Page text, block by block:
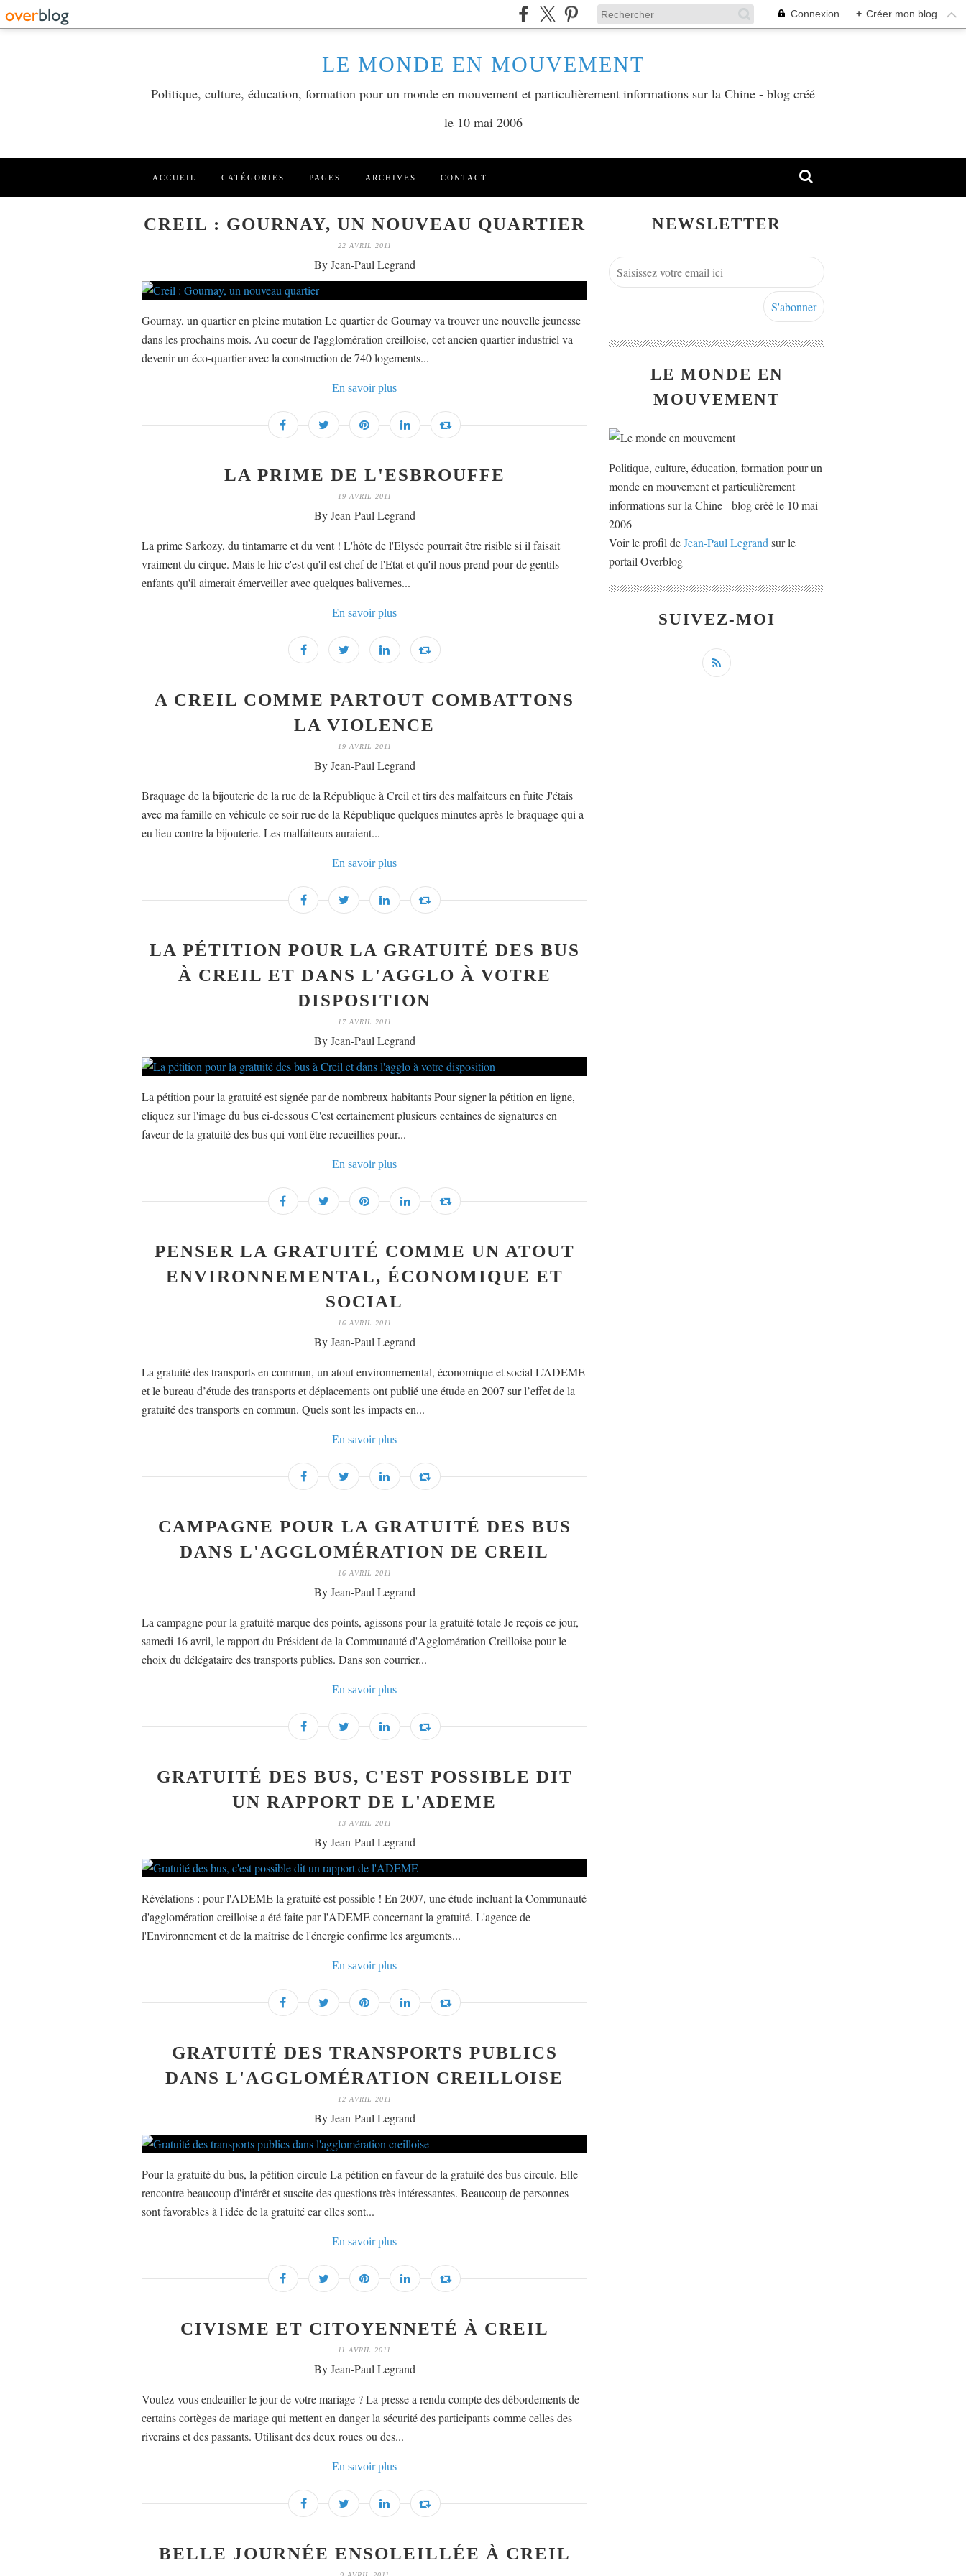
Connexion + Créer mon blog
LE MONDE EN MOUVEMENT
Politique, culture, éducation, formation pour un monde en mouvement et particulièrement informations sur la Chine - blog créé
le 10 mai 2006
ACCUEIL CATÉGORIES PAGES ARCHIVES CONTACT
CREIL : GOURNAY, UN NOUVEAU QUARTIER
22 AVRIL 2011
By Jean-Paul Legrand
Gournay, un quartier en pleine mutation Le quartier de Gournay va trouver une nouvelle jeunesse
dans les prochains mois. Au coeur de l'agglomération creilloise, cet ancien quartier industriel va
devenir un éco-quartier avec la construction de 740 logements...
En savoir plus
LA PRIME DE L'ESBROUFFE
19 AVRIL 2011
By Jean-Paul Legrand
La prime Sarkozy, du tintamarre et du vent ! L'hôte de l'Elysée pourrait être risible si il faisait
vraiment du cirque. Mais le hic c'est qu'il est chef de l'Etat et qu'il nous prend pour de gentils
enfants qu'il aimerait émerveiller avec quelques balivernes...
En savoir plus
A CREIL COMME PARTOUT COMBATTONS
LA VIOLENCE
19 AVRIL 2011
By Jean-Paul Legrand
Braquage de la bijouterie de la rue de la République à Creil et tirs des malfaiteurs en fuite J'étais
avec ma famille en véhicule ce soir rue de la République quelques minutes après le braquage qui a
eu lieu contre la bijouterie. Les malfaiteurs auraient...
En savoir plus
LA PÉTITION POUR LA GRATUITÉ DES BUS
À CREIL ET DANS L'AGGLO À VOTRE
DISPOSITION
17 AVRIL 2011
By Jean-Paul Legrand
La pétition pour la gratuité est signée par de nombreux habitants Pour signer la pétition en ligne,
cliquez sur l'image du bus ci-dessous C'est certainement plusieurs centaines de signatures en
faveur de la gratuité des bus qui vont être recueillies pour...
En savoir plus
PENSER LA GRATUITÉ COMME UN ATOUT
ENVIRONNEMENTAL, ÉCONOMIQUE ET
SOCIAL
16 AVRIL 2011
By Jean-Paul Legrand
La gratuité des transports en commun, un atout environnemental, économique et social L’ADEME
et le bureau d’étude des transports et déplacements ont publié une étude en 2007 sur l’effet de la
gratuité des transports en commun. Quels sont les impacts en...
En savoir plus
CAMPAGNE POUR LA GRATUITÉ DES BUS
DANS L'AGGLOMÉRATION DE CREIL
16 AVRIL 2011
By Jean-Paul Legrand
La campagne pour la gratuité marque des points, agissons pour la gratuité totale Je reçois ce jour,
samedi 16 avril, le rapport du Président de la Communauté d'Agglomération Creilloise pour le
choix du délégataire des transports publics. Dans son courrier...
En savoir plus
GRATUITÉ DES BUS, C'EST POSSIBLE DIT
UN RAPPORT DE L'ADEME
13 AVRIL 2011
By Jean-Paul Legrand
Révélations : pour l'ADEME la gratuité est possible ! En 2007, une étude incluant la Communauté
d'agglomération creilloise a été faite par l'ADEME concernant la gratuité. L'agence de
l'Environnement et de la maîtrise de l'énergie confirme les arguments...
En savoir plus
GRATUITÉ DES TRANSPORTS PUBLICS
DANS L'AGGLOMÉRATION CREILLOISE
12 AVRIL 2011
By Jean-Paul Legrand
Pour la gratuité du bus, la pétition circule La pétition en faveur de la gratuité des bus circule. Elle
rencontre beaucoup d'intérêt et suscite des questions très intéressantes. Beaucoup de personnes
sont favorables à l'idée de la gratuité car elles sont...
En savoir plus
CIVISME ET CITOYENNETÉ À CREIL
11 AVRIL 2011
By Jean-Paul Legrand
Voulez-vous endeuiller le jour de votre mariage ? La presse a rendu compte des débordements de
certains cortèges de mariage qui mettent en danger la sécurité des participants comme celles des
riverains et des passants. Utilisant des deux roues ou des...
En savoir plus
BELLE JOURNÉE ENSOLEILLÉE À CREIL
NEWSLETTER
LE MONDE EN
MOUVEMENT
Politique, culture, éducation, formation pour un
monde en mouvement et particulièrement
informations sur la Chine - blog créé le 10 mai
2006
Voir le profil deJean-Paul Legrand sur le
portail Overblog
SUIVEZ-MOI